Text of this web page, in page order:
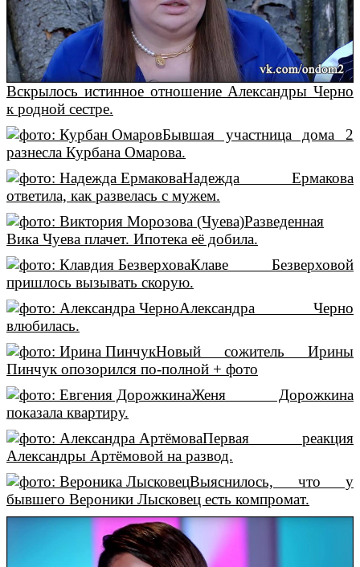
Вскрылось истинное отношение Александры Черно
к родной сестре.
Бывшая участница дома 2
разнесла Курбана Омарова.
Надежда Ермакова
ответила, как развелась с мужем.
Разведенная
Вика Чуева плачет. Ипотека её добила.
Клаве Безверховой
пришлось вызывать скорую.
Александра Черно
влюбилась.
Новый сожитель Ирины
Пинчук опозорился по-полной + фото
Женя Дорожкина
показала квартиру.
Первая реакция
Александры Артёмовой на развод.
Выяснилось, что у
бывшего Вероники Лысковец есть компромат.